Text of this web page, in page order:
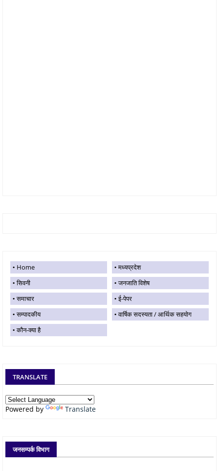
Home
मध्यप्रदेश
सिवनी
जनजाति विशेष
समाचार
ई-पेपर
सम्पादकीय
वार्षिक सदस्यता / आर्थिक सहयोग
कौन-क्या है
TRANSLATE
Powered by Translate
जनसम्पर्क विभाग